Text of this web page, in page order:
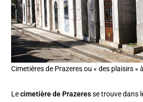
Cimetières de Prazeres ou « des plaisirs »
Lecimetière de Prazeresse trouve dans